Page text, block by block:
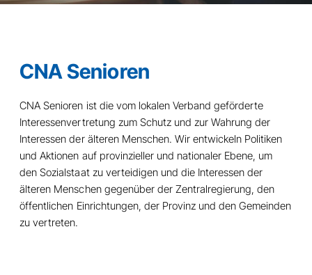
CNA Senioren
CNA Senioren ist die vom lokalen Verband geförderte
Interessenvertretung zum Schutz und zur Wahrung der
Interessen der älteren Menschen. Wir entwickeln Politiken
und Aktionen auf provinzieller und nationaler Ebene, um
den Sozialstaat zu verteidigen und die Interessen der
älteren Menschen gegenüber der Zentralregierung, den
öffentlichen Einrichtungen, der Provinz und den Gemeinden
zu vertreten.